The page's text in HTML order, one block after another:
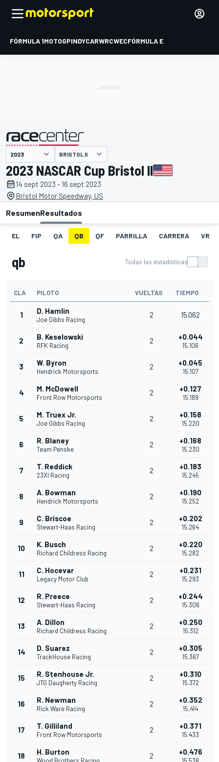
FÓRMULA 1MOTOGPINDYCARWRCWECFÓRMULA E
presentado por BRISTOL II
2023 NASCAR Cup Bristol II
14 sept 2023 - 16 sept 2023
Bristol Motor Speedway, US
ResumenResultados
EL FIP QA QB QF PARRILLA CARRERA VR
qb Todas las estadísticas
CLA PILOTO VUELTAS TIEMPO
1 D. Hamlin
Joe Gibbs Racing
2 15.062
2 B. Keselowski
RFK Racing
2 +0.044
15.106
3 W. Byron
Hendrick Motorsports
2 +0.045
15.107
4 M. McDowell
Front Row Motorsports
2 +0.127
15.189
5 M. Truex Jr.
Joe Gibbs Racing
2 +0.158
15.220
6 R. Blaney
Team Penske
2 +0.168
15.230
7 T. Reddick
23XI Racing
2 +0.183
15.245
8 A. Bowman
Hendrick Motorsports
2 +0.190
15.252
9 C. Briscoe
Stewart-Haas Racing
2 +0.202
15.264
10 K. Busch
Richard Childress Racing
2 +0.220
15.282
11 C. Hocevar
Legacy Motor Club
2 +0.231
15.293
12 R. Preece
Stewart-Haas Racing
2 +0.244
15.306
13 A. Dillon
Richard Childress Racing
2 +0.250
15.312
14 D. Suarez
TrackHouse Racing
2 +0.305
15.367
15 R. Stenhouse Jr.
JTG Daugherty Racing
2 +0.310
15.372
16 R. Newman
Rick Ware Racing
2 +0.352
15.414
17 T. Gilliland
Front Row Motorsports
2 +0.371
15.433
18 H. Burton 2 +0.476